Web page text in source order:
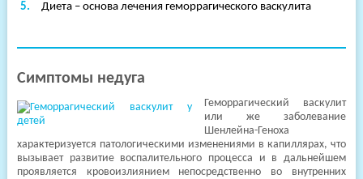
Диета – основа лечения геморрагического васкулита
Симптомы недуга
Геморрагический васкулит
или же заболевание
Шенлейна-Геноха
характеризуется патологическими изменениями в капиллярах, что
вызывает развитие воспалительного процесса и в дальнейшем
проявляется кровоизлиянием непосредственно во внутренних